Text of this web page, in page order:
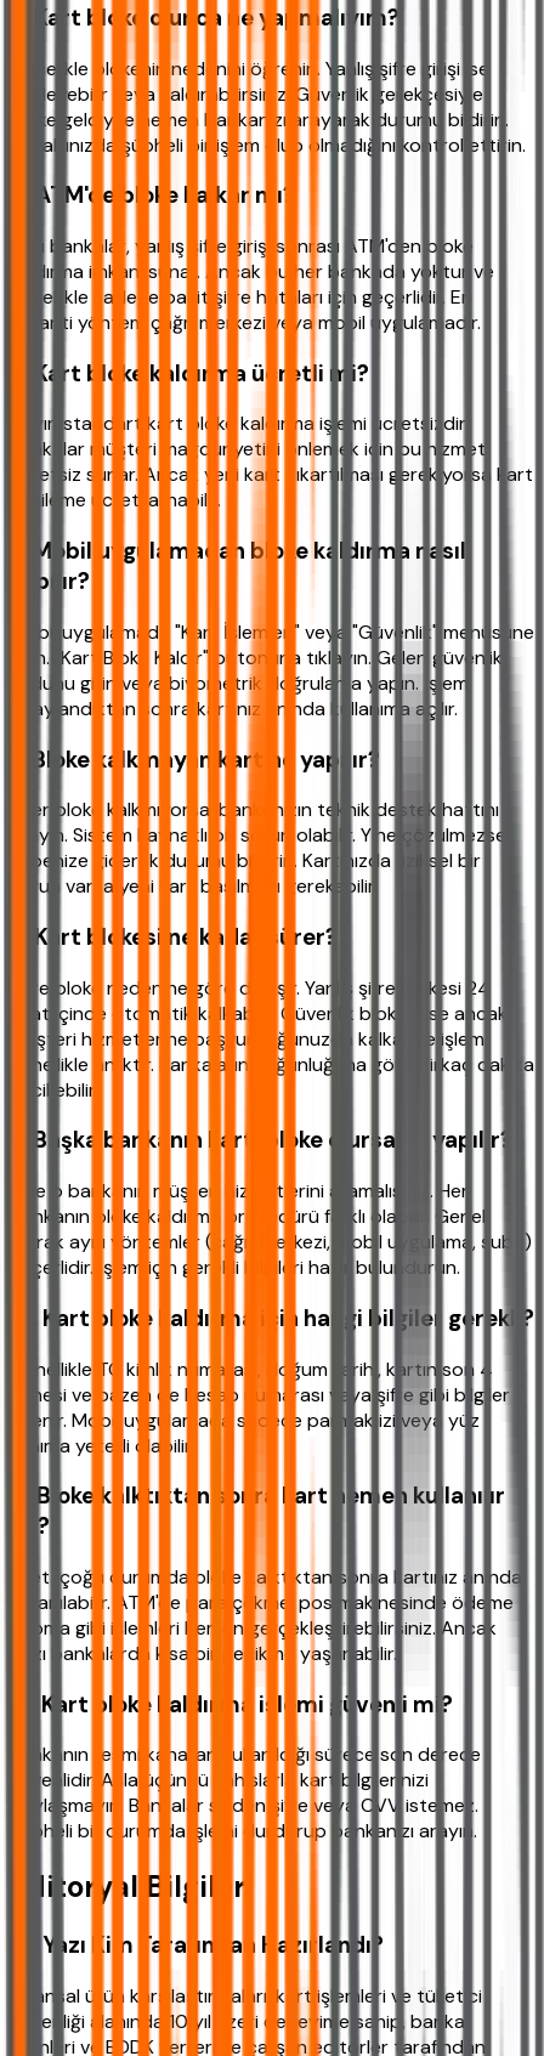
3. Kart bloke olunca ne yapmalıyım?
Öncelikle blokenin nedenini öğrenin. Yanlış şifre girişi ise
bekleyebilir veya kaldırabilirsiniz. Güvenlik gerekçesiyle
bloke geldiyse hemen bankanızı arayarak durumu bildirin.
Hesabınızda şüpheli bir işlem olup olmadığını kontrol ettirin.
4. ATM'de bloke kalkar mı?
Bazı bankalar, yanlış şifre girişi sonrası ATM'den bloke
kaldırma imkanı sunar. Ancak bu her bankada yoktur ve
genellikle sadece basit şifre hataları için geçerlidir. En
garanti yöntem çağrı merkezi veya mobil uygulamadır.
5. Kart bloke kaldırma ücretli mi?
Hayır, standart kart bloke kaldırma işlemi ücretsizdir.
Bankalar müşteri mağduriyetini önlemek için bu hizmeti
ücretsiz sunar. Ancak yeni kart çıkartılması gerekiyorsa kart
yenileme ücreti alınabilir.
6. Mobil uygulamadan bloke kaldırma nasıl
yapılır?
Mobil uygulamada "Kart İşlemleri" veya "Güvenlik" menüsüne
girin. "Kart Bloke Kaldır" butonuna tıklayın. Gelen güvenlik
kodunu girin veya biyometrik doğrulama yapın. İşlem
onaylandıktan sonra kartınız anında kullanıma açılır.
7. Bloke kalkmayan kart ne yapılır?
Eğer bloke kalkmıyorsa, bankanızın teknik destek hattını
arayın. Sistem kaynaklı bir sorun olabilir. Yine çözülmezse
şubenize giderek durumu bildirin. Kartınızda fiziksel bir
sorun varsa yeni kart basılması gerekebilir.
8. Kart blokesi ne kadar sürer?
Süre bloke nedenine göre değişir. Yanlış şifre blokesi 24
saat içinde otomatik kalkabilir. Güvenlik blokesi ise ancak
müşteri hizmetlerine başvurduğunuzda kalkar ve işlem
genellikle anlıktır. Bankaların yoğunluğuna göre birkaç dakika
gecikebilir.
9. Başka bankanın kartı bloke olursa ne yapılır?
Yine o bankanın müşteri hizmetlerini aramalısınız. Her
bankanın bloke kaldırma prosedürü farklı olabilir. Genel
olarak aynı yöntemler (çağrı merkezi, mobil uygulama, şube)
geçerlidir. İşlem için gerekli bilgileri hazır bulundurun.
10. Kart bloke kaldırma için hangi bilgiler gerekli?
Genellikle TC kimlik numarası, doğum tarihi, kartın son 4
hanesi ve bazen de hesap numarası veya şifre gibi bilgiler
istenir. Mobil uygulamada sadece parmak izi veya yüz
tanıma yeterli olabilir.
11. Bloke kalktıktan sonra kart hemen kullanılır
mı?
Evet, çoğu durumda bloke kalktıktan sonra kartınız anında
kullanılabilir. ATM'de para çekme, pos makinesinde ödeme
yapma gibi işlemleri hemen gerçekleştirebilirsiniz. Ancak
bazı bankalarda kısa bir gecikme yaşanabilir.
12. Kart bloke kaldırma işlemi güvenli mi?
Bankanın resmi kanalları kullanıldığı sürece son derece
güvenlidir. Asla üçüncü şahıslarla kart bilgilerinizi
paylaşmayın. Bankalar sizden şifre veya CVV istemez.
Şüpheli bir durumda işlemi durdurup bankanızı arayın.
Editoryal Bilgiler
Bu Yazı Kim Tarafından Hazırlandı?
Finansal ürün karşılaştırmaları, kart işlemleri ve tüketici
güvenliği alanında 10 yıl üzeri deneyime sahip, banka
ürünleri ve BDDK verileriyle çalışan editörler tarafından